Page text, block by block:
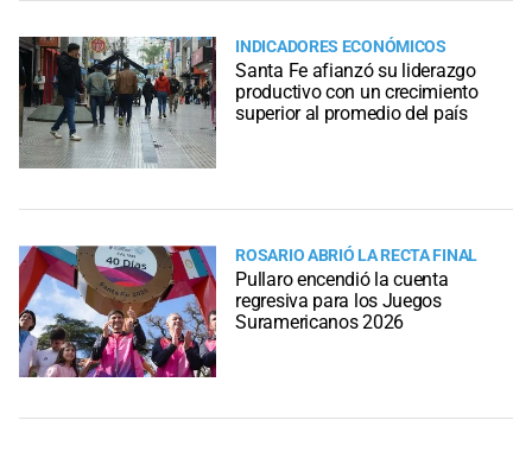
INDICADORES ECONÓMICOS
Santa Fe afianzó su liderazgo
productivo con un crecimiento
superior al promedio del país
ROSARIO ABRIÓ LA RECTA FINAL
Pullaro encendió la cuenta
regresiva para los Juegos
Suramericanos 2026